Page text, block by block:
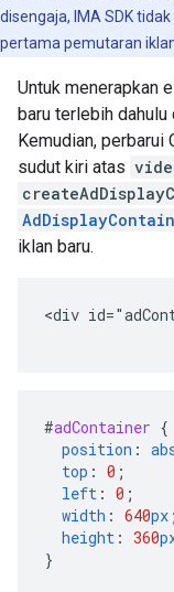
disengaja, IMA SDK
pertama pemutaran
Untuk menerapkan
baru terlebih dahulu
Kemudian, perbarui
sudut kiri atas
iklan baru.
<div
#adContainer {
position :
top : 0 ;
left : 0 ;
width : 640px ;
height : 360
}